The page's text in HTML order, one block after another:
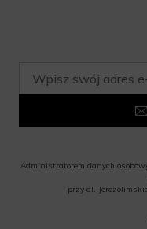
Administratorem danych
przy al.
o.o. informacji